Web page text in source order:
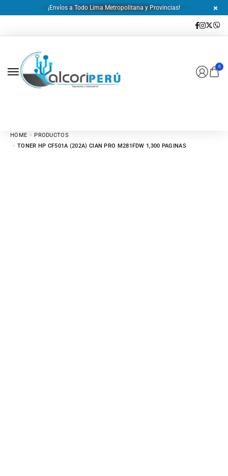
¡Envíos a Todo Lima Metropolitana y Provincias!
0
HOME
PRODUCTOS
TONER HP CF501A (202A) CIAN PRO M281FDW 1,300 PAGINAS